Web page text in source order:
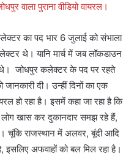
वाला पुराना वीडियो वायरल।
का पद भार 6 जुलाई को संभाला
थे। यानि मार्च में जब लॉकडाउन
जोधपुर कलेक्टर के पद पर रहते
दी। उन्हीं दिनों का एक
हो रहा है। इसमें कहा जा रहा है कि
खास कर दुकानदार समझ रहे हैं,
चूंकि राजस्थान में अलवर, बूंदी आदि
इसलिए अफवाहों को बल मिल रहा है।